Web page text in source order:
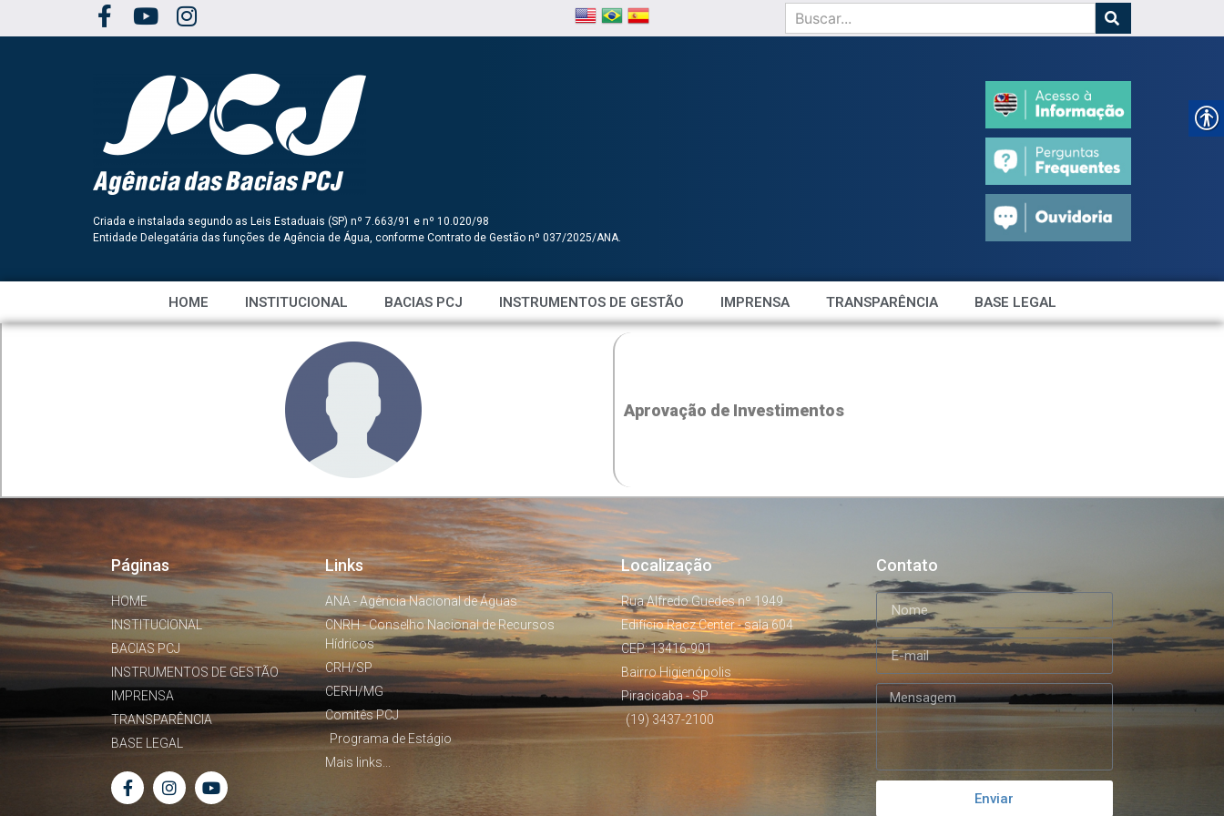
Criada e instalada segundo as Leis Estaduais (SP) nº 7.663/91 e nº 10.020/98
Entidade Delegatária das funções de Agência de Água, conforme Contrato de Gestão nº 037/2025/ANA.
HOME INSTITUCIONAL BACIAS PCJ INSTRUMENTOS DE GESTÃO IMPRENSA TRANSPARÊNCIA BASE LEGAL
Aprovação de Investimentos
Páginas
HOME
INSTITUCIONAL
BACIAS PCJ
INSTRUMENTOS DE GESTÃO
IMPRENSA
TRANSPARÊNCIA
BASE LEGAL
Links
ANA - Agência Nacional de Águas
CNRH - Conselho Nacional de Recursos
Hídricos
CRH/SP
CERH/MG
Comitês PCJ
Programa de Estágio
Mais links...
Localização
Rua Alfredo Guedes nº 1949
Edifício Racz Center - sala 604
CEP: 13416-901
Bairro Higienópolis
Piracicaba - SP
(19) 3437-2100
Contato
Enviar